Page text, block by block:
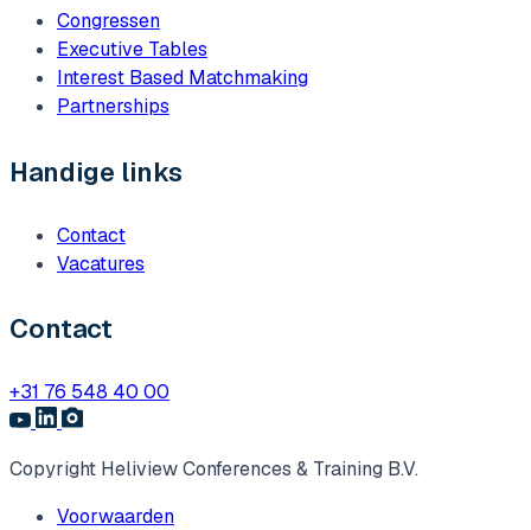
Congressen
Executive Tables
Interest Based Matchmaking
Partnerships
Handige links
Contact
Vacatures
Contact
+31 76 548 40 00
Copyright Heliview Conferences & Training B.V.
Voorwaarden